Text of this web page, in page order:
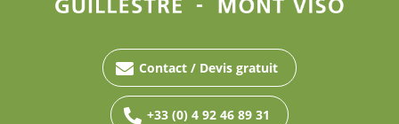
Contact / Devis gratuit
+33 (0) 4 92 46 89 31